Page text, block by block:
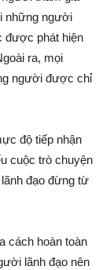
những người
được phát hiện
ra, mọi
người được chỉ
độ tiếp nhận
cuộc trò chuyện
đạo đừng từ
cách hoàn toàn
lãnh đạo nên